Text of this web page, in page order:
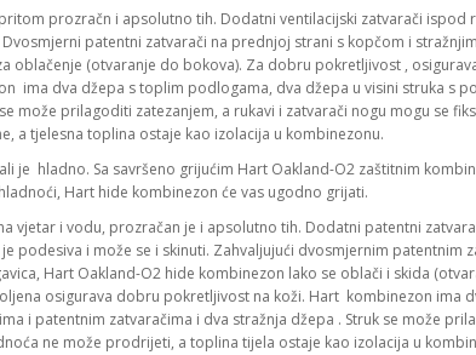
prozračn i apsolutno tih. Dodatni ventilacijski zatvarači ispod
patentni zatvarači na prednjoj strani s kopčom i
oblačenje (otvaranje do bokova). Za dobru pokretljivost ,
ima dva džepa s toplim podlogama, dva džepa u visini struka s
može prilagoditi zatezanjem, a rukavi i zatvarači nogu mogu se
a tjelesna toplina ostaje kao izolacija u kombinezonu.
je hladno. Sa savršeno grijućim Hart Oakland-O2 zaštitnim
Hart hide kombinezon će vas ugodno grijati.
vjetar i vodu, prozračan je i apsolutno tih. Dodatni patentni
podesiva i može se i skinuti. Zahvaljujući dvosmjernim patentnim
Hart Oakland-O2 hide kombinezon lako se oblači i skida
osigurava dobru pokretljivost na koži. Hart kombinezon ima
i patentnim zatvaračima i dva stražnja džepa . Struk se može
ne može prodrijeti, a toplina tijela ostaje kao izolacija u